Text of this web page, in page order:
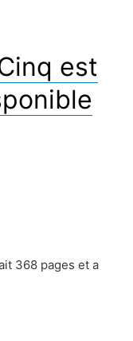
est
368 pages et a